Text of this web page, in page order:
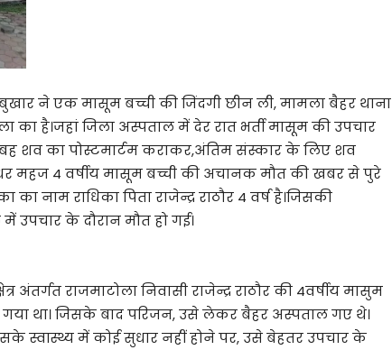
ने एक मासूम बच्ची की जिंदगी छीन ली, मामला बैहर थाना
का है।जहां जिला अस्पताल में देर रात भर्ती मासूम की उपचार
शव का पोस्टमार्टम कराकर,अंतिम संस्कार के लिए शव
महज 4 वर्षीय मासूम बच्ची की अचानक मौत की खबर से पुरे
नाम राधिका पिता राजेन्द्र राठौर 4 वर्ष है।जिसकी
के दौरान मौत हो गई।
अंतर्गत राजमाटोला निवासी राजेन्द्र राठौर की 4वर्षीय मासुम
गया था। जिसके बाद परिजन, उसे लेकर बैहर अस्पताल गए थे।
स्वास्थ्य में कोई सुधार नहीं होने पर, उसे बेहतर उपचार के